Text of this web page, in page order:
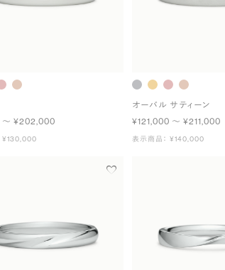
〜 ¥202,000
¥130,000
オーバル サティーン
¥121,000 〜 ¥211,000
表示商品： ¥140,000